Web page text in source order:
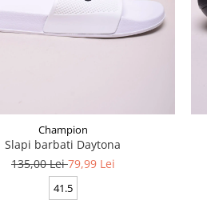
Champion
Slapi barbati Daytona
135,00 Lei79,99 Lei
41.5